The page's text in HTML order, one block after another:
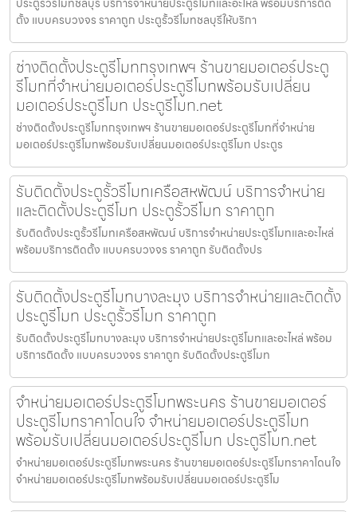
ตั้ง แบบครบวงจร ราคาถูก ประตูรั้วรีโมทชลบุรีให้บริกา
ช่างติดตั้งประตูรีโมทกรุงเทพฯ ร้านขายมอเตอร์ประตู
รีโมทที่จำหน่ายมอเตอร์ประตูรีโมทพร้อมรับเปลี่ยน
มอเตอร์ประตูรีโมท ประตูรีโมท.net
ช่างติดตั้งประตูรีโมทกรุงเทพฯ ร้านขายมอเตอร์ประตูรีโมทที่จำหน่าย
มอเตอร์ประตูรีโมทพร้อมรับเปลี่ยนมอเตอร์ประตูรีโมท ประตูร
รับติดตั้งประตูรั้วรีโมทเครือสหพัฒน์ บริการจำหน่าย
และติดตั้งประตูรีโมท ประตูรั้วรีโมท ราคาถูก
รับติดตั้งประตูรั้วรีโมทเครือสหพัฒน์ บริการจำหน่ายประตูรีโมทและอะไหล่
พร้อมบริการติดตั้ง แบบครบวงจร ราคาถูก รับติดตั้งปร
รับติดตั้งประตูรีโมทบางละมุง บริการจำหน่ายและติดตั้ง
ประตูรีโมท ประตูรั้วรีโมท ราคาถูก
รับติดตั้งประตูรีโมทบางละมุง บริการจำหน่ายประตูรีโมทและอะไหล่ พร้อม
บริการติดตั้ง แบบครบวงจร ราคาถูก รับติดตั้งประตูรีโมท
จำหน่ายมอเตอร์ประตูรีโมทพระนคร ร้านขายมอเตอร์
ประตูรีโมทราคาโดนใจ จำหน่ายมอเตอร์ประตูรีโมท
พร้อมรับเปลี่ยนมอเตอร์ประตูรีโมท ประตูรีโมท.net
จำหน่ายมอเตอร์ประตูรีโมทพระนคร ร้านขายมอเตอร์ประตูรีโมทราคาโดนใจ
จำหน่ายมอเตอร์ประตูรีโมทพร้อมรับเปลี่ยนมอเตอร์ประตูรีโม